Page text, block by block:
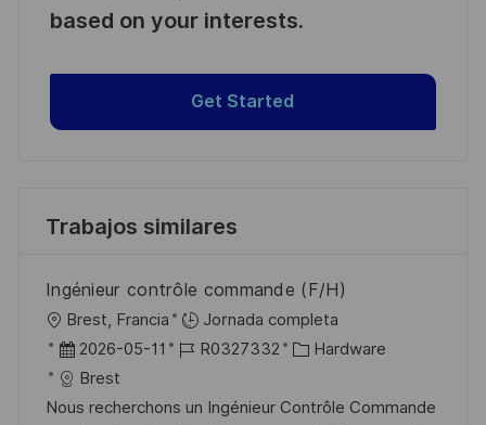
based on your interests.
Get Started
Trabajos similares
Ingénieur contrôle commande (F/H)
U
b
c
Brest, Francia
Jornada completa
F
e
c
2026-05-11
I
d
R0327332
C
t
Hardware
Brest
Nous recherchons un Ingénieur Contrôle Commande